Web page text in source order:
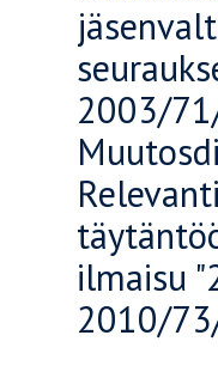
2003/
ilmaisu
2010/